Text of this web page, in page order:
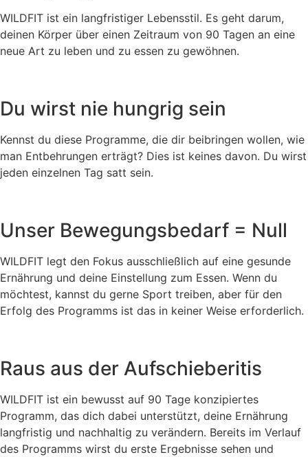
WILDFIT ist ein langfristiger Lebensstil. Es geht darum,
deinen Körper über einen Zeitraum von 90 Tagen an eine
neue Art zu leben und zu essen zu gewöhnen.
Du wirst nie hungrig sein
Kennst du diese Programme, die dir beibringen wollen, wie
man Entbehrungen erträgt? Dies ist keines davon. Du wirst
jeden einzelnen Tag satt sein.
Unser Bewegungsbedarf = Null
WILDFIT legt den Fokus ausschließlich auf eine gesunde
Ernährung und deine Einstellung zum Essen. Wenn du
möchtest, kannst du gerne Sport treiben, aber für den
Erfolg des Programms ist das in keiner Weise erforderlich.
Raus aus der Aufschieberitis
WILDFIT ist ein bewusst auf 90 Tage konzipiertes
Programm, das dich dabei unterstützt, deine Ernährung
langfristig und nachhaltig zu verändern. Bereits im Verlauf
des Programms wirst du erste Ergebnisse sehen und